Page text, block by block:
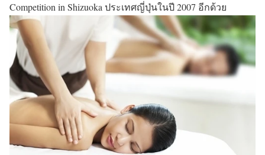
Competition in Shizuoka ประเทศญี่ปุ่นในปี 2007 อีกด้วย